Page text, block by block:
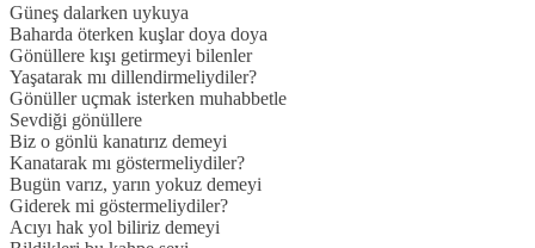
Güneş dalarken uykuya
Baharda öterken kuşlar doya doya
Gönüllere kışı getirmeyi bilenler
Yaşatarak mı dillendirmeliydiler?
Gönüller uçmak isterken muhabbetle
Sevdiği gönüllere
Biz o gönlü kanatırız demeyi
Kanatarak mı göstermeliydiler?
Bugün varız, yarın yokuz demeyi
Giderek mi göstermeliydiler?
Acıyı hak yol biliriz demeyi